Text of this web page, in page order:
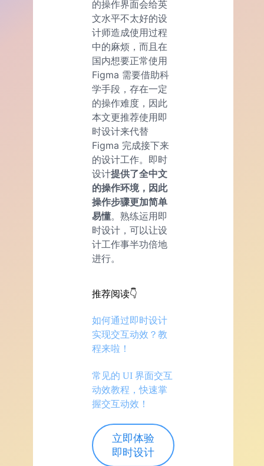
的操作界面会给英
文水平不太好的设
计师造成使用过程
中的麻烦，而且在
国内想要正常使用
Figma 需要借助科
学手段，存在一定
的操作难度，因此
本文更推荐使用即
时设计来代替
Figma 完成接下来
的设计工作。即时
设计提供了全中文
的操作环境，因此
操作步骤更加简单
易懂。熟练运用即
时设计，可以让设
计工作事半功倍地
进行。
推荐阅读👇
如何通过即时设计
实现交互动效？教
程来啦！
常见的 UI 界面交互
动效教程，快速掌
握交互动效！
立即体验
即时设计